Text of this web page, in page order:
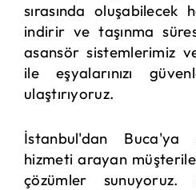
sırasında
indirir ve taşınma
asansör sistemlerimiz
ile eşyalarınızı
ulaştırıyoruz.
İstanbul'dan Buca'ya
hizmeti arayan
çözümler sunuyoruz.